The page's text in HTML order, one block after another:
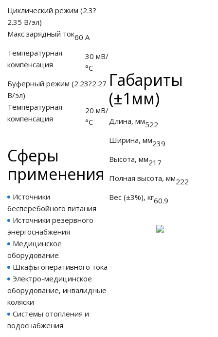
"Фалина"
Циклический режим (2.3?
2.35 В/эл)
Макс.зарядный ток60 А
Температурная
компенсация
30 мВ/
°С
Буферный режим (2.23?2.27
В/эл)
Температурная
компенсация
20 мВ/
°С
Cферы
применения
Источники
бесперебойного питания
Источники резервного
энергоснабжения
Медицинское
оборудование
Шкафы оперативного тока
Электро-медицинское
оборудование, инвалидные
коляски
Системы отопления и
водоснабжения
Габариты
(±1мм)
Длина, мм522
Ширина, мм239
Высота, мм217
Полная высота, мм222
Вес (±3%), кг60.9